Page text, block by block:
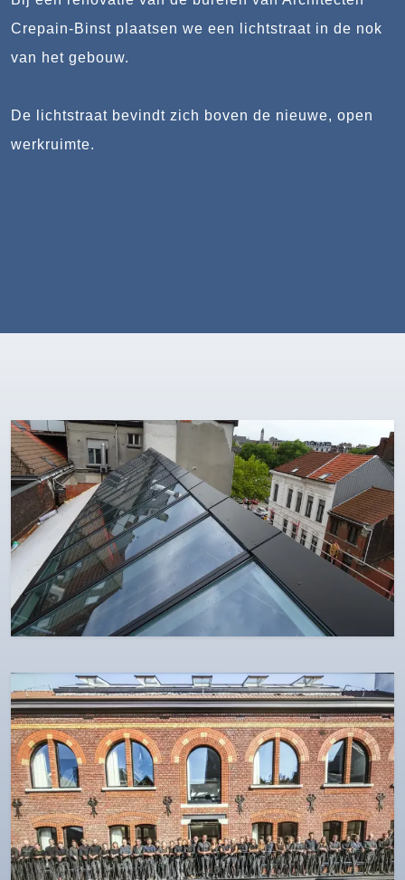
Crepain-Binst plaatsen we een lichtstraat in de nok
van het gebouw.
De lichtstraat bevindt zich boven de nieuwe, open
werkruimte.